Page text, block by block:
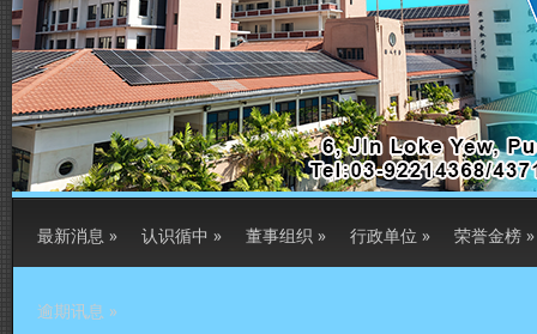
最新消息 » 认识循中 » 董事组织 » 行政单位 » 荣誉金榜 »
逾期讯息 »